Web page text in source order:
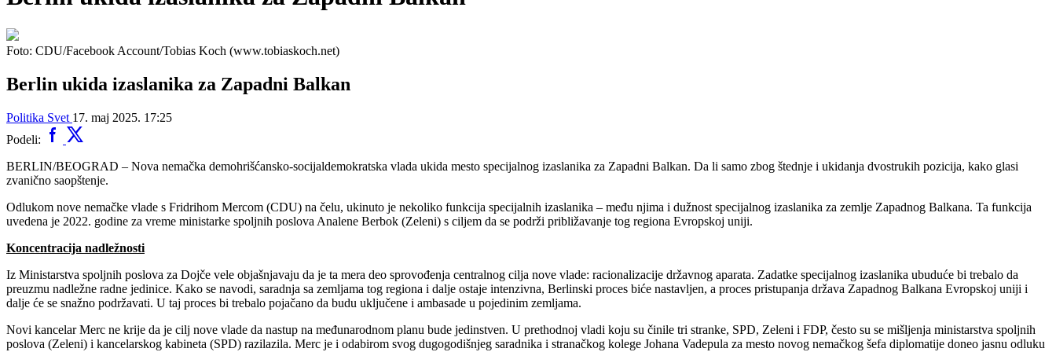
Foto: CDU/Facebook Account/Tobias Koch (www.tobiaskoch.net)
Berlin ukida izaslanika za Zapadni Balkan
Politika Svet 17. maj 2025. 17:25
Podeli:
BERLIN/BEOGRAD – Nova nemačka demohrišćansko-socijaldemokratska vlada ukida mesto specijalnog izaslanika za Zapadni Balkan. Da li samo zbog štednje i ukidanja dvostrukih pozicija, kako glasi
zvanično saopštenje.
Odlukom nove nemačke vlade s Fridrihom Mercom (CDU) na čelu, ukinuto je nekoliko funkcija specijalnih izaslanika – među njima i dužnost specijalnog izaslanika za zemlje Zapadnog Balkana. Ta funkcija
uvedena je 2022. godine za vreme ministarke spoljnih poslova Analene Berbok (Zeleni) s ciljem da se podrži približavanje tog regiona Evropskoj uniji.
Koncentracija nadležnosti
Iz Ministarstva spoljnih poslova za Dojče vele objašnjavaju da je ta mera deo sprovođenja centralnog cilja nove vlade: racionalizacije državnog aparata. Zadatke specijalnog izaslanika ubuduće bi trebalo da
preuzmu nadležne radne jedinice. Kako se navodi, saradnja sa zemljama tog regiona i dalje ostaje intenzivna, Berlinski proces biće nastavljen, a proces pristupanja država Zapadnog Balkana Evropskoj uniji i
dalje će se snažno podržavati. U taj proces bi trebalo pojačano da budu uključene i ambasade u pojedinim zemljama.
Novi kancelar Merc ne krije da je cilj nove vlade da nastup na međunarodnom planu bude jedinstven. U prethodnoj vladi koju su činile tri stranke, SPD, Zeleni i FDP, često su se mišljenja ministarstva spoljnih
poslova (Zeleni) i kancelarskog kabineta (SPD) razilazila. Merc je i odabirom svog dugogodišnjeg saradnika i stranačkog kolege Johana Vadepula za mesto novog nemačkog šefa diplomatije doneo jasnu odluku